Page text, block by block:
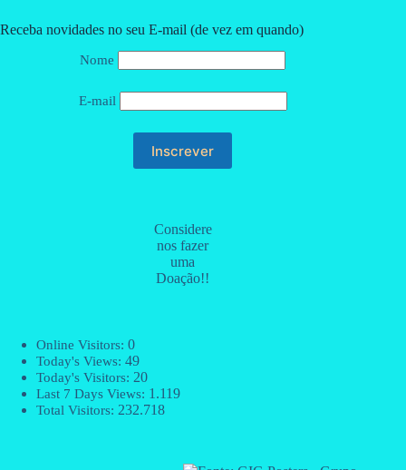
Receba novidades no seu E-mail (de vez em quando)
Nome
E-mail
Considere
nos fazer
uma
Doação!!
Online Visitors: 0
Today's Views: 49
Today's Visitors: 20
Last 7 Days Views: 1.119
Total Visitors: 232.718